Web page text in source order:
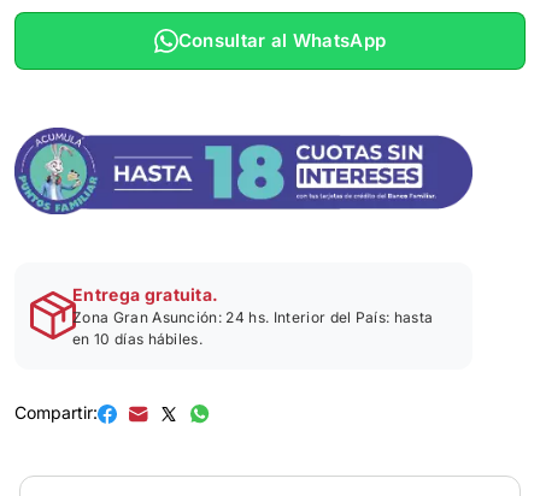
Consultar al WhatsApp
Entrega gratuita.
Zona Gran Asunción: 24 hs. Interior del País: hasta
en 10 días hábiles.
Compartir: